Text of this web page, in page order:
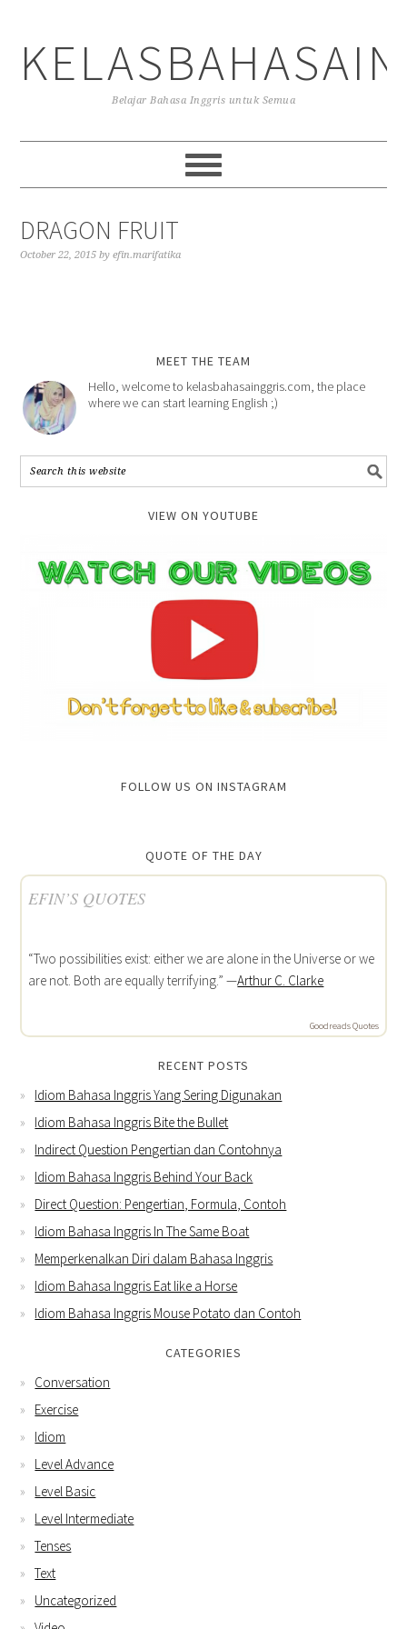
primary
navigation
main
content
primary
sidebar
Belajar Bahasa Inggris untuk Semua
DRAGON FRUIT
October 22, 2015 byefin.marifatika
MEET THE TEAM
Hello, welcome to kelasbahasainggris.com, the place
where we can start learning English ;)
VIEW ON YOUTUBE
FOLLOW US ON INSTAGRAM
QUOTE OF THE DAY
EFIN’S QUOTES
“Two possibilities exist: either we are alone in the Universe or we
are not. Both are equally terrifying.” —Arthur C. Clarke
Goodreads Quotes
RECENT POSTS
Idiom Bahasa Inggris Yang Sering Digunakan
Idiom Bahasa Inggris Bite the Bullet
Indirect Question Pengertian dan Contohnya
Idiom Bahasa Inggris Behind Your Back
Direct Question: Pengertian, Formula, Contoh
Idiom Bahasa Inggris In The Same Boat
Memperkenalkan Diri dalam Bahasa Inggris
Idiom Bahasa Inggris Eat like a Horse
Idiom Bahasa Inggris Mouse Potato dan Contoh
CATEGORIES
Conversation
Exercise
Idiom
Level Advance
Level Basic
Level Intermediate
Tenses
Text
Uncategorized